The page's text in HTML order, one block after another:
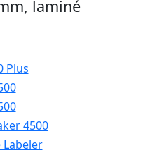
laminé
Plus
4500